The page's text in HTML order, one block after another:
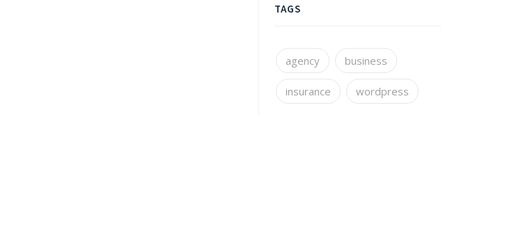
TAGS
agency business
insurance wordpress